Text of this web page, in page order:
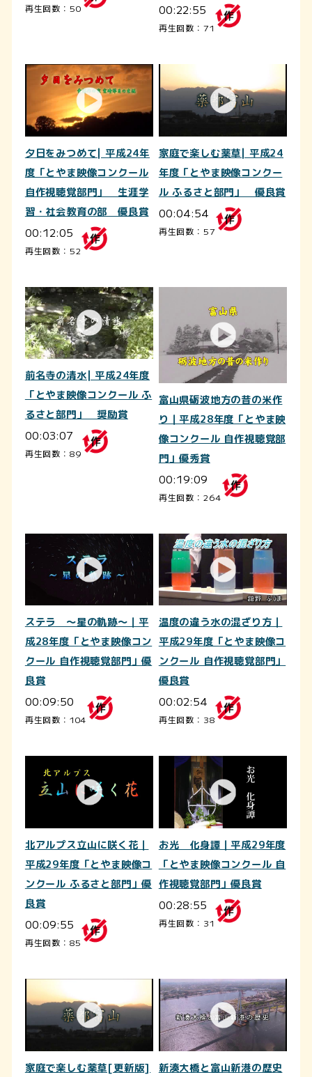
再生回数：50 00:22:55
再生回数：71
夕日をみつめて| 平成24年
度「とやま映像コンクール
自作視聴覚部門」 生涯学
習・社会教育の部 優良賞
00:12:05
再生回数：52
家庭で楽しむ薬草| 平成24
年度「とやま映像コンクー
ル ふるさと部門」 優良賞
00:04:54
再生回数：57
前名寺の清水| 平成24年度
「とやま映像コンクール ふ
るさと部門」 奨励賞
00:03:07
再生回数：89
富山県砺波地方の昔の米作
り｜平成28年度「とやま映
像コンクール 自作視聴覚部
門」優秀賞
00:19:09
再生回数：264
ステラ ～星の軌跡～｜平
成28年度「とやま映像コン
クール 自作視聴覚部門」優
良賞
00:09:50
再生回数：104
温度の違う水の混ざり方｜
平成29年度「とやま映像コ
ンクール 自作視聴覚部門」
優良賞
00:02:54
再生回数：38
北アルプス立山に咲く花｜
平成29年度「とやま映像コ
ンクール ふるさと部門」優
良賞
00:09:55
再生回数：85
お光 化身譚｜平成29年度
「とやま映像コンクール 自
作視聴覚部門」優良賞
00:28:55
再生回数：31
家庭で楽しむ薬草[更新版]
新湊大橋と富山新港の歴史